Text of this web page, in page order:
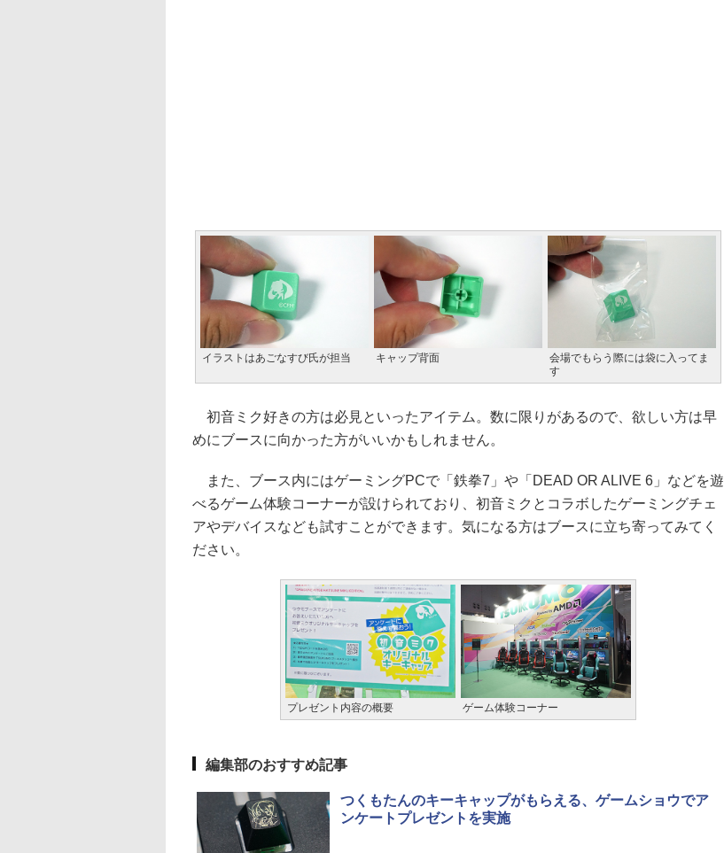
イラストはあごなすび氏が担当 キャップ背面
会場でもらう際には袋に入ってま
す
初音ミク好きの方は必見といったアイテム。数に限りがあるので、欲しい方は早
めにブースに向かった方がいいかもしれません。
また、ブース内にはゲーミングPCで「鉄拳7」や「DEAD OR ALIVE 6」などを遊
べるゲーム体験コーナーが設けられており、初音ミクとコラボしたゲーミングチェ
アやデバイスなども試すことができます。気になる方はブースに立ち寄ってみてく
ださい。
プレゼント内容の概要 ゲーム体験コーナー
編集部のおすすめ記事
つくもたんのキーキャップがもらえる、ゲームショウでア
ンケートプレゼントを実施